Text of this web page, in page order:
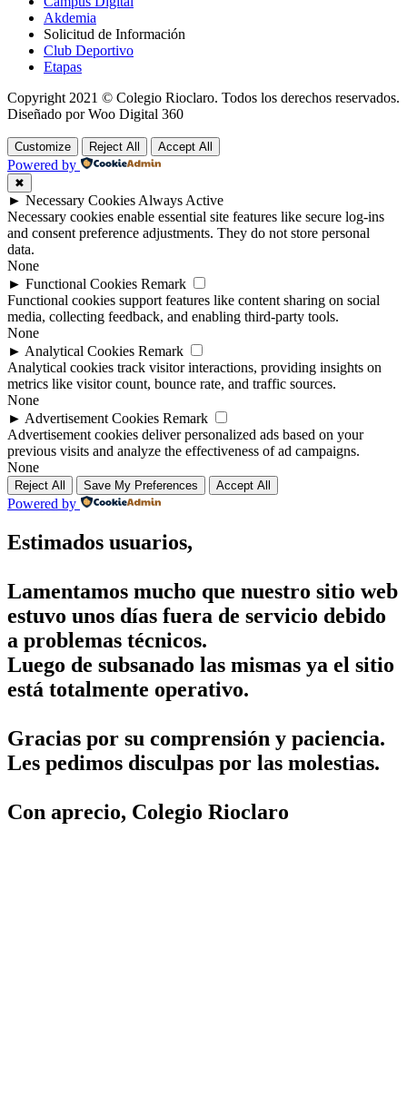
Akdemia
Solicitud de Información
Club Deportivo
Etapas
Copyright 2021 © Colegio Rioclaro. Todos los derechos reservados.
Diseñado por Woo Digital 360
Customize Reject All Accept All
Powered by
✖
► Necessary Cookies Always Active
Necessary cookies enable essential site features like secure log-ins
and consent preference adjustments. They do not store personal
data.
None
► Functional Cookies Remark
Functional cookies support features like content sharing on social
media, collecting feedback, and enabling third-party tools.
None
► Analytical Cookies Remark
Analytical cookies track visitor interactions, providing insights on
metrics like visitor count, bounce rate, and traffic sources.
None
► Advertisement Cookies Remark
Advertisement cookies deliver personalized ads based on your
previous visits and analyze the effectiveness of ad campaigns.
None
Reject All Save My Preferences Accept All
Powered by
Estimados usuarios,
Lamentamos mucho que nuestro sitio web
estuvo unos días fuera de servicio debido
a problemas técnicos.
Luego de subsanado las mismas ya el sitio
está totalmente operativo.
Gracias por su comprensión y paciencia.
Les pedimos disculpas por las molestias.
Con aprecio, Colegio Rioclaro